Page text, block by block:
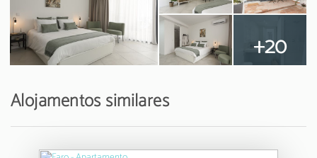
+20
Alojamentos similares